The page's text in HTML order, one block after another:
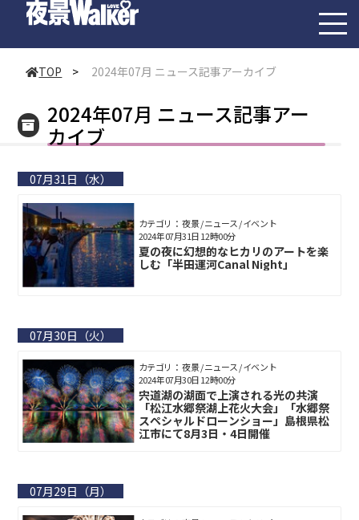
TOP > 2024年07月 ニュース記事アーカイブ
2024年07月 ニュース記事アー
カイブ
07月31日（水）
カテゴリ： 夜景 / ニュース / イベント
夏の夜に幻想的なヒカリのアートを楽
しむ「半田運河Canal Night」
2024年07月31日 12時00分
07月30日（火）
カテゴリ： 夜景 / ニュース / イベント
宍道湖の湖面で上演される光の共演
「松江水郷祭湖上花火大会」「水郷祭
スペシャルドローンショー」島根県松
江市にて8月3日・4日開催
2024年07月30日 12時00分
07月29日（月）